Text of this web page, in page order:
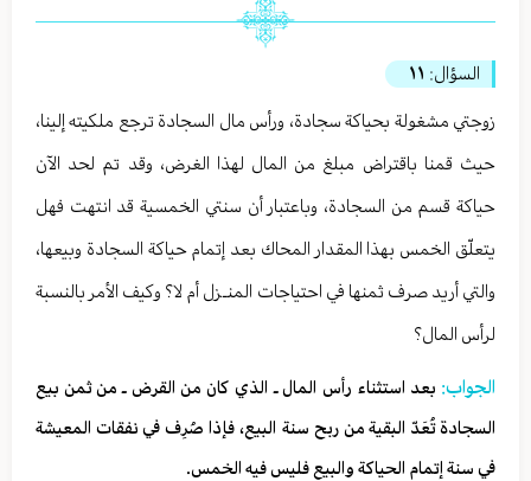
السؤال: ١١
زوجتي مشغولة بحياكة سجادة، ورأس مال السجادة ترجع ملكيته إلينا،
حيث قمنا باقتراض مبلغ من المال لهذا الغرض، وقد تم لحد الآن
حياكة قسم من السجادة، وباعتبار أن سنتي الخمسية قد انتهت فهل
يتعلّق الخمس بهذا المقدار المحاك بعد إتمام حياكة السجادة وبيعها،
والتي أريد صرف ثمنها في احتياجات المنـزل أم لا؟ وكيف الأمر بالنسبة
لرأس المال؟
الجواب: بعد استثناء رأس المال ـ الذي كان من القرض ـ من ثمن بيع
السجادة تُعَدّ البقية من ربح سنة البيع، فإذا صُرِف في نفقات المعيشة
في سنة إتمام الحياكة والبيع فليس فيه الخمس.